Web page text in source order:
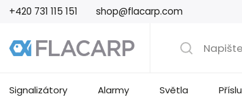
+420 731 115 151 shop@flacarp.com
Signalizátory Alarmy Světla